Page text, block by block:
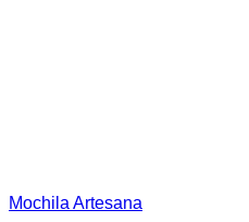
Mochila Artesana